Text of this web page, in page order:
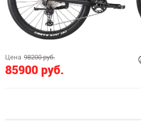
Цена 98200 руб.
85900 руб.